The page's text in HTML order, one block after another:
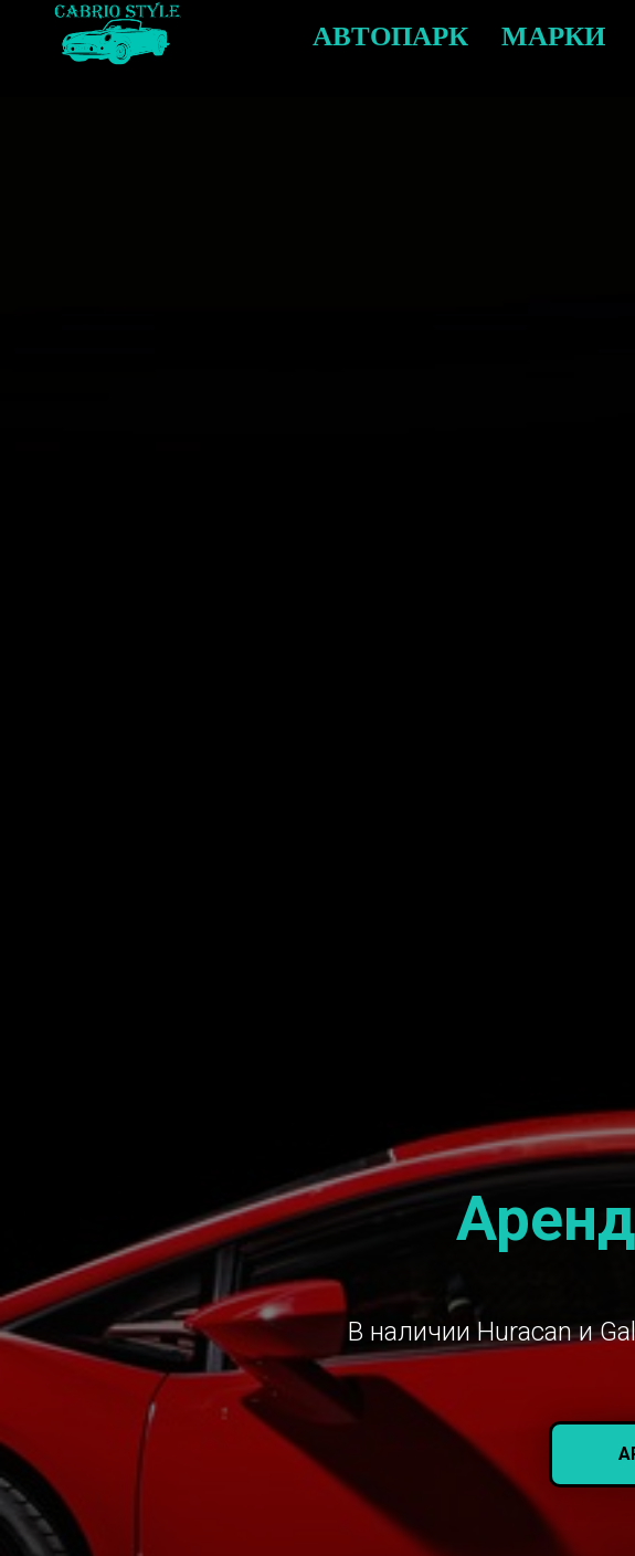
АВТОПАРК МАРКИ
В наличии Huracan и